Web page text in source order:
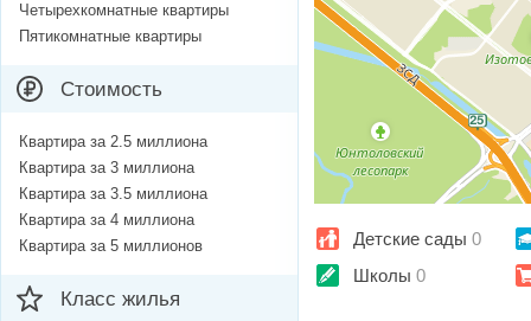
Детские сады 0
Школы 0
Четырехкомнатные квартиры
Пятикомнатные квартиры
Стоимость
Квартира за 2.5 миллиона
Квартира за 3 миллиона
Квартира за 3.5 миллиона
Квартира за 4 миллиона
Квартира за 5 миллионов
Класс жилья